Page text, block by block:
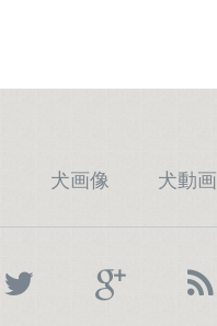
犬画像 犬動画